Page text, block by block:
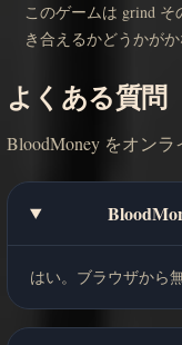
このゲームは grind
き合えるかどうかがか
よくある質問
BloodMoney をオン
はい。ブラウザから